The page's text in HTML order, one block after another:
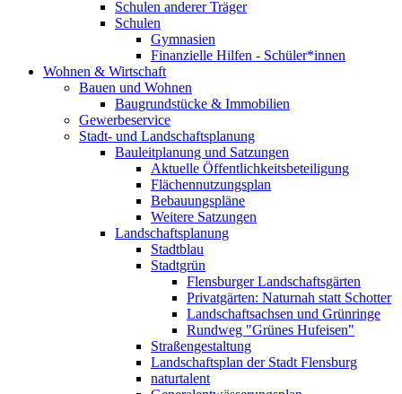
Schulen anderer Träger
Schulen
Gymnasien
Finanzielle Hilfen - Schüler*innen
Wohnen & Wirtschaft
Bauen und Wohnen
Baugrundstücke & Immobilien
Gewerbeservice
Stadt- und Landschaftsplanung
Bauleitplanung und Satzungen
Aktuelle Öffentlichkeitsbeteiligung
Flächennutzungsplan
Bebauungspläne
Weitere Satzungen
Landschaftsplanung
Stadtblau
Stadtgrün
Flensburger Landschaftsgärten
Privatgärten: Naturnah statt Schotter
Landschaftsachsen und Grünringe
Rundweg "Grünes Hufeisen"
Straßengestaltung
Landschaftsplan der Stadt Flensburg
naturtalent